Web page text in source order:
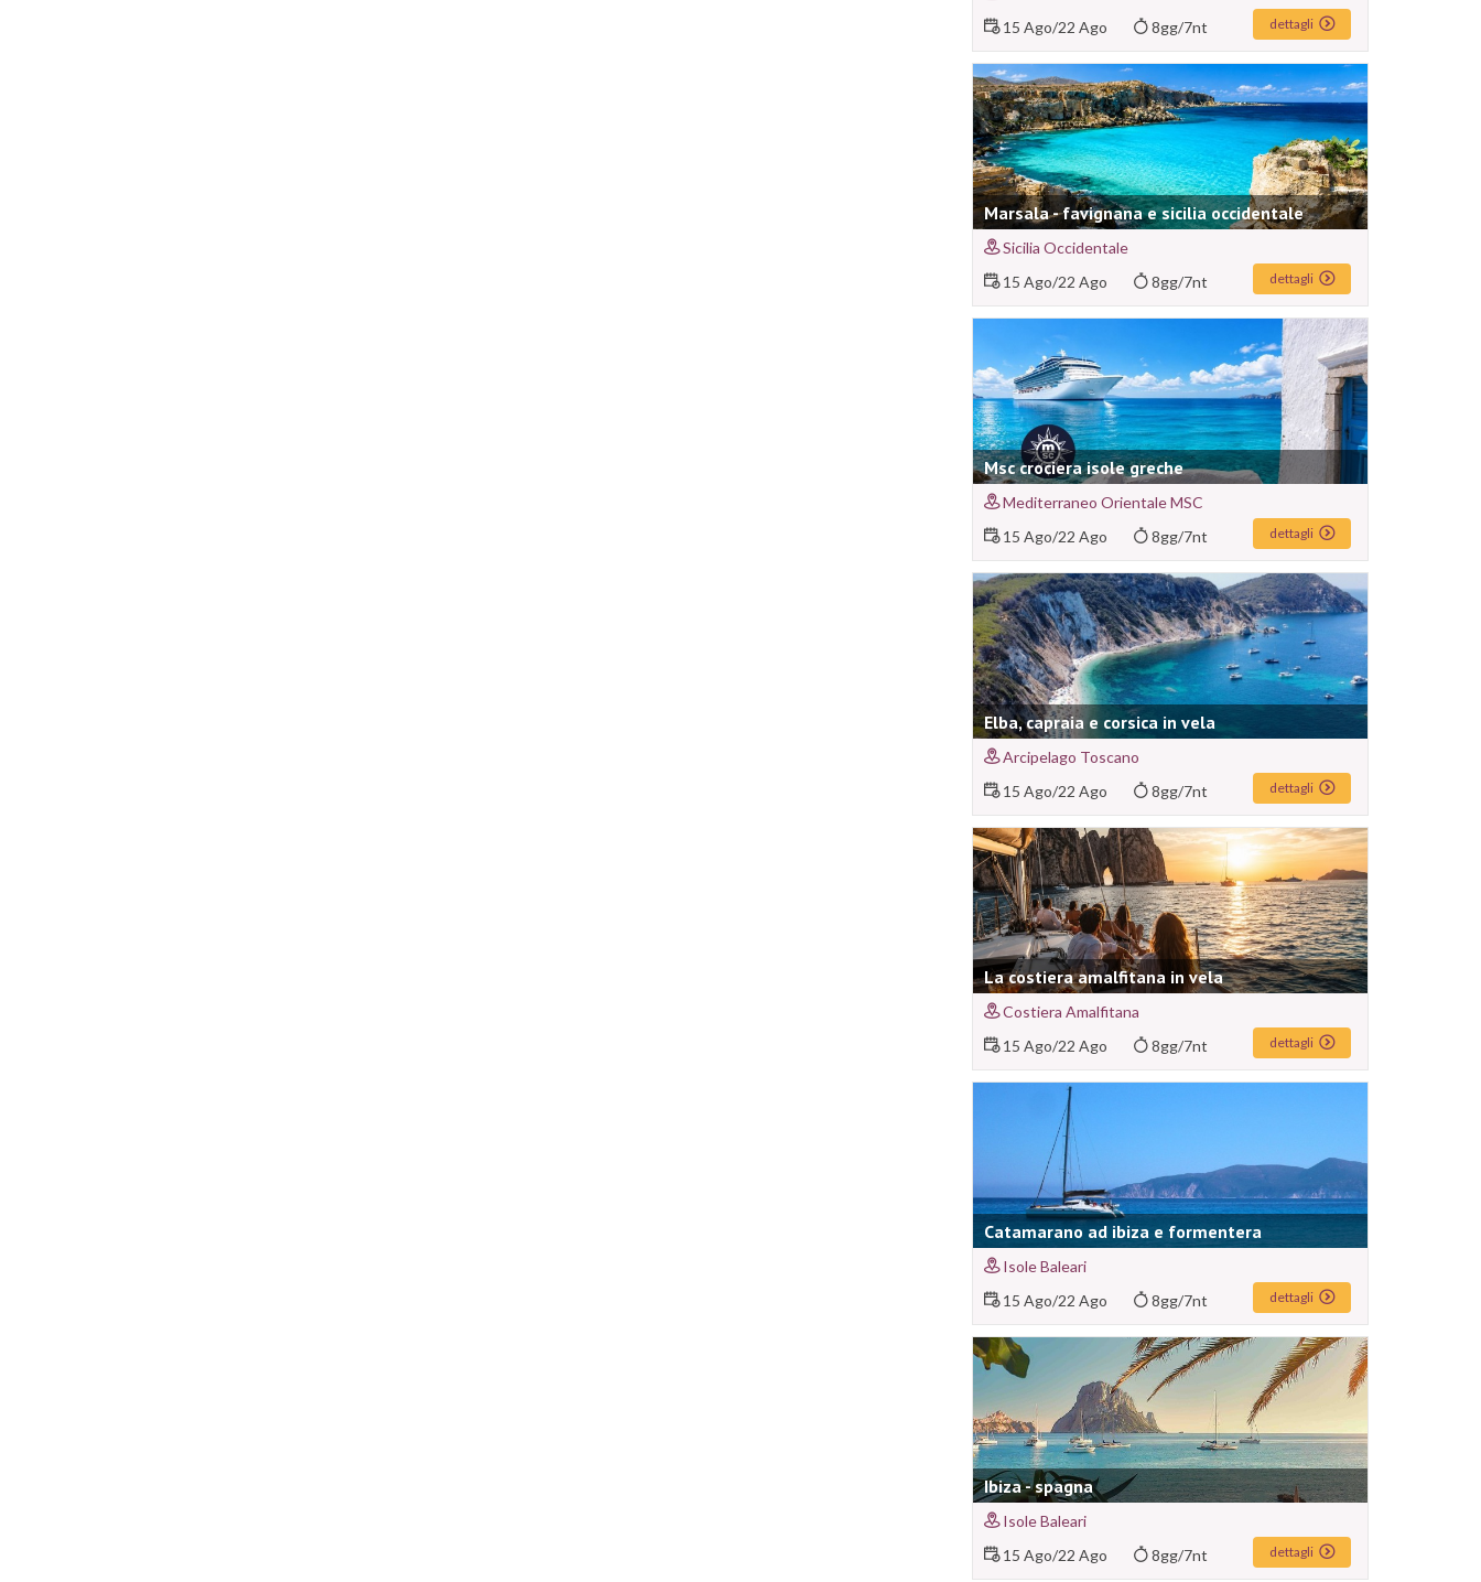
15 Ago/22 Ago 8gg/7nt dettagli
Marsala - favignana e sicilia occidentale
Sicilia Occidentale
15 Ago/22 Ago 8gg/7nt dettagli
Msc crociera isole greche
Mediterraneo Orientale MSC
15 Ago/22 Ago 8gg/7nt dettagli
Elba, capraia e corsica in vela
Arcipelago Toscano
15 Ago/22 Ago 8gg/7nt dettagli
La costiera amalfitana in vela
Costiera Amalfitana
15 Ago/22 Ago 8gg/7nt dettagli
Catamarano ad ibiza e formentera
Isole Baleari
15 Ago/22 Ago 8gg/7nt dettagli
Ibiza - spagna
Isole Baleari
15 Ago/22 Ago 8gg/7nt dettagli